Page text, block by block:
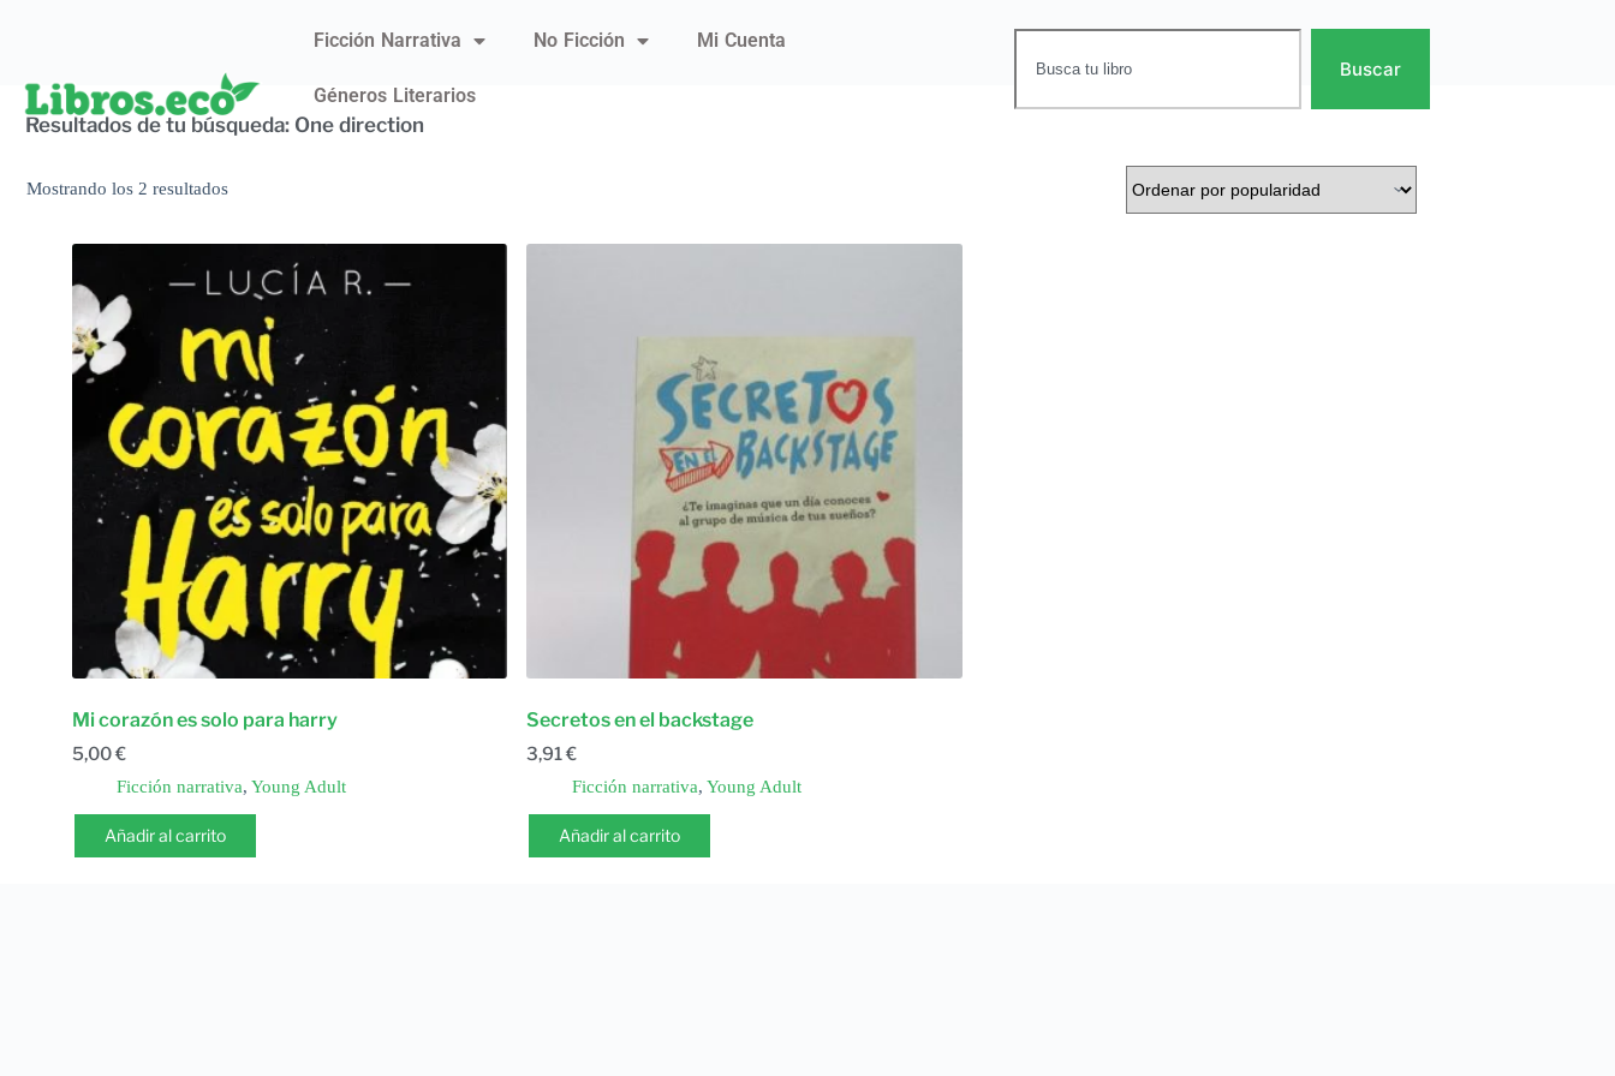
Ficción Narrativa No Ficción Mi Cuenta
Géneros Literarios
Buscar
Resultados de tu búsqueda: One direction
Mostrando los 2 resultados
Mi corazón es solo para harry
5,00€
Ficción narrativa, Young Adult
Añadir al carrito
Secretos en el backstage
3,91€
Ficción narrativa, Young Adult
Añadir al carrito